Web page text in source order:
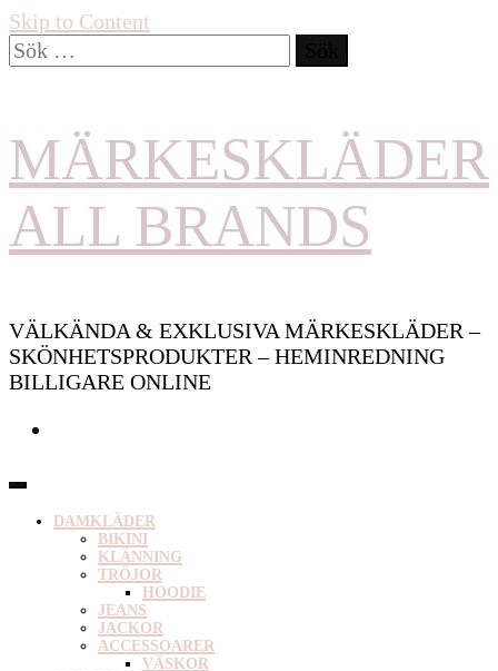
Skip to Content
Sök
efter:
MÄRKESKLÄDER
ALL BRANDS
VÄLKÄNDA & EXKLUSIVA MÄRKESKLÄDER –
SKÖNHETSPRODUKTER – HEMINREDNING
BILLIGARE ONLINE
DAMKLÄDER
BIKINI
KLÄNNING
TRÖJOR
HOODIE
JEANS
JACKOR
ACCESSOARER
VÄSKOR